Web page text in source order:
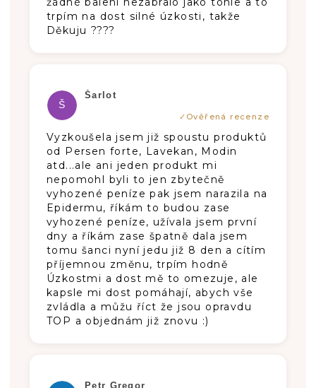
trpím na dost silné úzkosti, takže
Děkuju ????
Š
Šarlot
Die Produktbewertung beträgt 5 von
Vyzkoušela jsem již spoustu produktů
od Persen forte, Lavekan, Modin
atd...ale ani jeden produkt mi
nepomohl byli to jen zbytečně
vyhozené peníze pak jsem narazila na
Epidermu, říkám to budou zase
vyhozené peníze, užívala jsem první
dny a říkám zase špatně dala jsem
tomu šanci nyní jedu již 8 den a cítím
příjemnou změnu, trpím hodně
Úzkostmi a dost mě to omezuje, ale
kapsle mi dost pomáhají, abych vše
zvládla a můžu říct že jsou opravdu
TOP a objednám již znovu :)
Petr Gregor
Die Produktbewertung beträgt 5 von